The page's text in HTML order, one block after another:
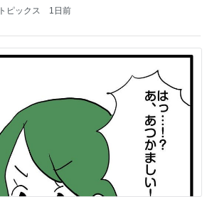
ピックス 1日前